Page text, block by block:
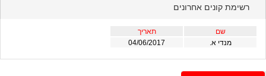
רשימת קונים אחרונים
שם
תאריך
מנדי א.
04/06/2017